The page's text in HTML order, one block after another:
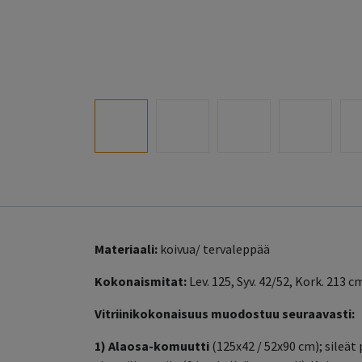
Materiaali: koivua/ tervaleppää
Kokonaismitat: Lev. 125, Syv. 42/52, Kork.
Vitriinikokonaisuus muodostuu seuraavasti:
1) Alaosa-komuutti (125x42 / 52x90 cm);